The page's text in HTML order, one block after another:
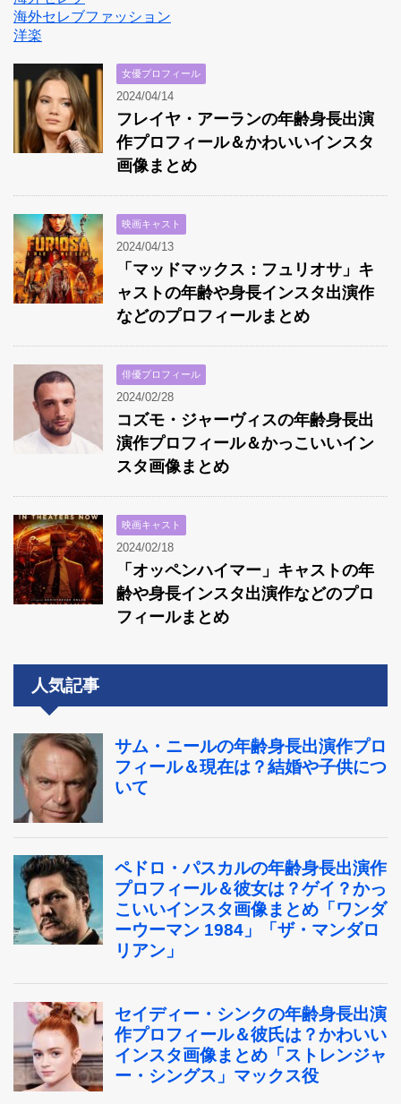
海外セレブファッション
洋楽
女優プロフィール
2024/04/14
フレイヤ・アーランの年齢身長出演
作プロフィール＆かわいいインスタ
画像まとめ
映画キャスト
2024/04/13
「マッドマックス：フュリオサ」キ
ャストの年齢や身長インスタ出演作
などのプロフィールまとめ
俳優プロフィール
2024/02/28
コズモ・ジャーヴィスの年齢身長出
演作プロフィール＆かっこいいイン
スタ画像まとめ
映画キャスト
2024/02/18
「オッペンハイマー」キャストの年
齢や身長インスタ出演作などのプロ
フィールまとめ
人気記事